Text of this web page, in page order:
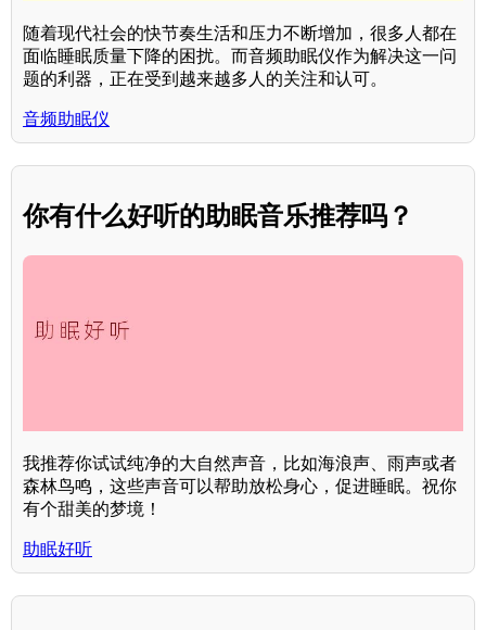
随着现代社会的快节奏生活和压力不断增加，很多人都在
面临睡眠质量下降的困扰。而音频助眠仪作为解决这一问
题的利器，正在受到越来越多人的关注和认可。
音频助眠仪
你有什么好听的助眠音乐推荐吗？
我推荐你试试纯净的大自然声音，比如海浪声、雨声或者
森林鸟鸣，这些声音可以帮助放松身心，促进睡眠。祝你
有个甜美的梦境！
助眠好听